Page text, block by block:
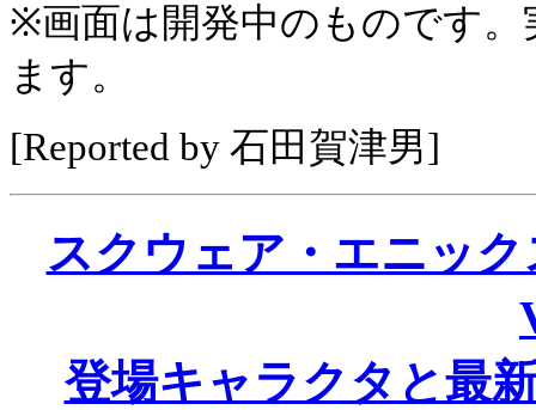
※画面は開発中のものです
ます。
[Reported by 石田賀津男]
スクウェア・エニッ
登場キャラクタと最